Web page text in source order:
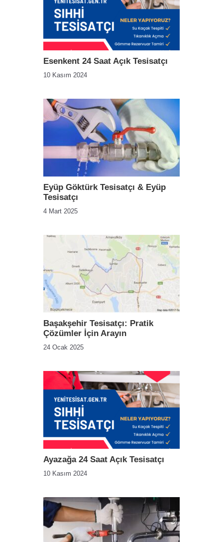
Esenkent 24 Saat Açık Tesisatçı
10 Kasım 2024
Eyüp Göktürk Tesisatçı & Eyüp
Tesisatçı
4 Mart 2025
Başakşehir Tesisatçı: Pratik
Çözümler İçin Arayın
24 Ocak 2025
Ayazağa 24 Saat Açık Tesisatçı
10 Kasım 2024